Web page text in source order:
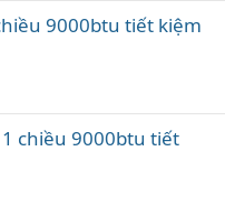
9000btu tiết kiệm
chiều 9000btu tiết